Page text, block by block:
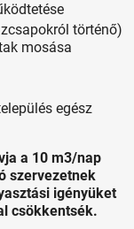
történő)
mosása
egész
a 10 m3/nap
szervezetnek
igényüket
csökkentsék.